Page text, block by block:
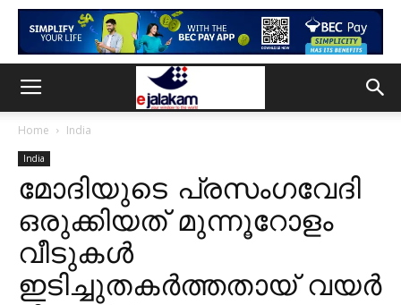
Home India
India
മോദിയുടെ പ്രസംഗവേദി
ഒരുക്കിയത് മുന്നൂറോളം
വീടുകൾ
ഇടിച്ചുതകർത്തതായ് വയർ